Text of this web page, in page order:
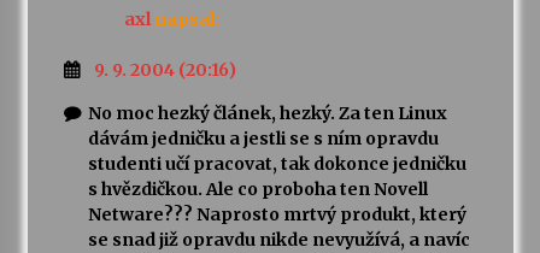
axl napsal:
9. 9. 2004 (20:16)
No moc hezký článek, hezký. Za ten Linux
dávám jedničku a jestli se s ním opravdu
studenti učí pracovat, tak dokonce jedničku
s hvězdičkou. Ale co proboha ten Novell
Netware??? Naprosto mrtvý produkt, který
se snad již opravdu nikde nevyužívá, a navíc